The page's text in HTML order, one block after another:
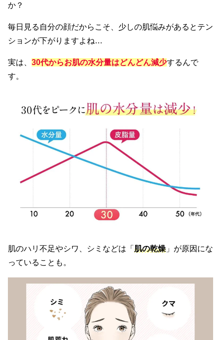
か？
毎日見る自分の顔だからこそ、少しの肌悩みがあるとテン
ションが下がりますよね…
実は、 30代からお肌の水分量はどんどん減少するんで
す。
肌のハリ不足やシワ、シミなどは「 肌の乾燥 」が原因にな
っていることも。